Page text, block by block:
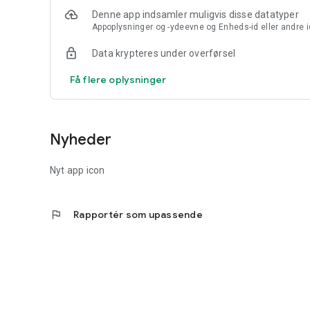
Denne app indsamler muligvis disse datatyper
Appoplysninger og -ydeevne og Enheds-id eller andre
Data krypteres under overførsel
Få flere oplysninger
Nyheder
Nyt app icon
flag Rapportér som upassende